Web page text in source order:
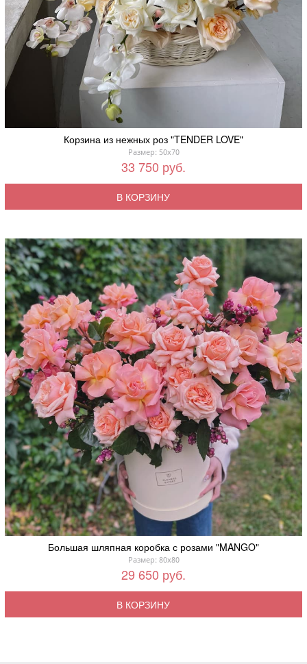
Корзина из нежных роз "TENDER LOVE"
Размер: 50x70
33 750 руб.
В КОРЗИНУ
Большая шляпная коробка с розами "MANGO"
Размер: 80x80
29 650 руб.
В КОРЗИНУ